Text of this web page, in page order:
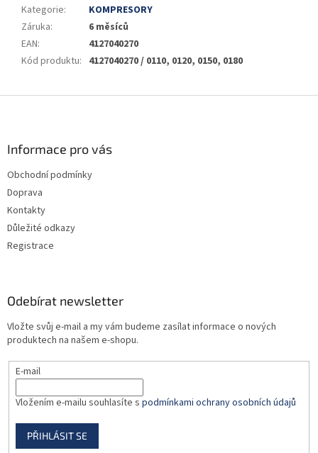
Kategorie:
KOMPRESORY
Záruka:
6 měsíců
EAN:
4127040270
Kód produktu: 4127040270 / 0110, 0120, 0150, 0180
Informace pro vás
Obchodní podmínky
Doprava
Kontakty
Důležité odkazy
Registrace
Odebírat newsletter
Vložte svůj e-mail a my vám budeme zasílat informace o nových
produktech na našem e-shopu.
E-mail
Vložením e-mailu souhlasíte s podmínkami ochrany osobních údajů
PŘIHLÁSIT SE